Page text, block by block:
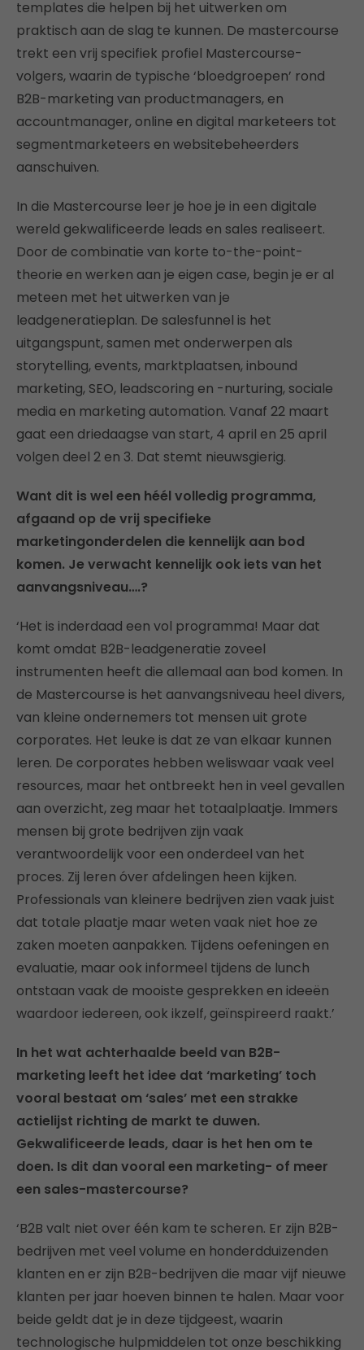
templates die helpen bij het uitwerken om
praktisch aan de slag te kunnen. De mastercourse
trekt een vrij specifiek profiel Mastercourse-
volgers, waarin de typische ‘bloedgroepen’ rond
B2B-marketing van productmanagers, en
accountmanager, online en digital marketeers tot
segmentmarketeers en websitebeheerders
aanschuiven.
In die Mastercourse leer je hoe je in een digitale
wereld gekwalificeerde leads en sales realiseert.
Door de combinatie van korte to-the-point-
theorie en werken aan je eigen case, begin je er al
meteen met het uitwerken van je
leadgeneratieplan. De salesfunnel is het
uitgangspunt, samen met onderwerpen als
storytelling, events, marktplaatsen, inbound
marketing, SEO, leadscoring en -nurturing, sociale
media en marketing automation. Vanaf 22 maart
gaat een driedaagse van start, 4 april en 25 april
volgen deel 2 en 3. Dat stemt nieuwsgierig.
Want dit is wel een héél volledig programma,
afgaand op de vrij specifieke
marketingonderdelen die kennelijk aan bod
komen. Je verwacht kennelijk ook iets van het
aanvangsniveau….?
‘Het is inderdaad een vol programma! Maar dat
komt omdat B2B-leadgeneratie zoveel
instrumenten heeft die allemaal aan bod komen. In
de Mastercourse is het aanvangsniveau heel divers,
van kleine ondernemers tot mensen uit grote
corporates. Het leuke is dat ze van elkaar kunnen
leren. De corporates hebben weliswaar vaak veel
resources, maar het ontbreekt hen in veel gevallen
aan overzicht, zeg maar het totaalplaatje. Immers
mensen bij grote bedrijven zijn vaak
verantwoordelijk voor een onderdeel van het
proces. Zij leren óver afdelingen heen kijken.
Professionals van kleinere bedrijven zien vaak juist
dat totale plaatje maar weten vaak niet hoe ze
zaken moeten aanpakken. Tijdens oefeningen en
evaluatie, maar ook informeel tijdens de lunch
ontstaan vaak de mooiste gesprekken en ideeën
waardoor iedereen, ook ikzelf, geïnspireerd raakt.’
In het wat achterhaalde beeld van B2B-
marketing leeft het idee dat ‘marketing’ toch
vooral bestaat om ‘sales’ met een strakke
actielijst richting de markt te duwen.
Gekwalificeerde leads, daar is het hen om te
doen. Is dit dan vooral een marketing- of meer
een sales-mastercourse?
‘B2B valt niet over één kam te scheren. Er zijn B2B-
bedrijven met veel volume en honderdduizenden
klanten en er zijn B2B-bedrijven die maar vijf nieuwe
klanten per jaar hoeven binnen te halen. Maar voor
beide geldt dat je in deze tijdgeest, waarin
technologische hulpmiddelen tot onze beschikking